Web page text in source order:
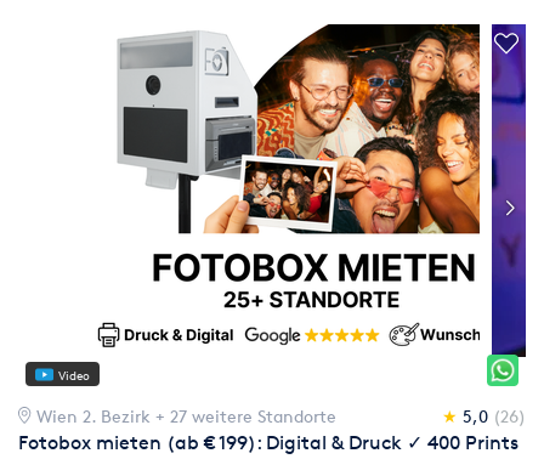
Video
Wien 2. Bezirk + 27 weitere Standorte ★ 5,0 (26)
Fotobox mieten (ab € 199): Digital & Druck ✓ 400 Prints